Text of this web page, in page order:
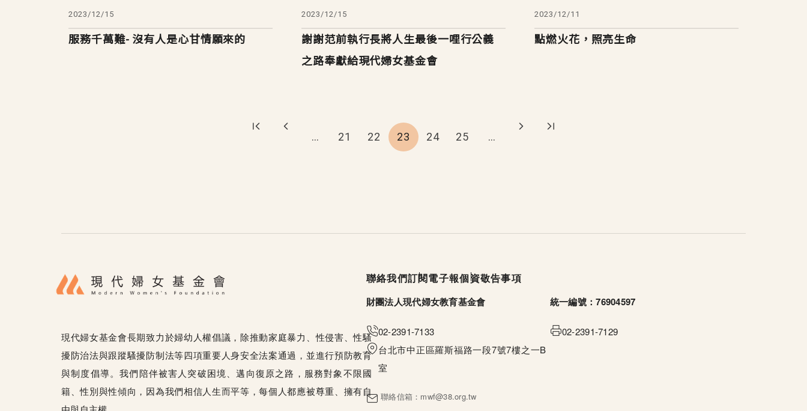
2023/12/15
服務千萬難- 沒有人是心甘情願來的
2023/12/15
謝謝范前執行長將人生最後一哩行公義
之路奉獻給現代婦女基金會
2023/12/11
點燃火花，照亮生命
… 21 22 23 24 25 …
現代婦女基金會長期致力於婦幼人權倡議，除推動家庭暴力、性侵害、性騷
擾防治法與跟蹤騷擾防制法等四項重要人身安全法案通過，並進行預防教育
與制度倡導。我們陪伴被害人突破困境、邁向復原之路，服務對象不限國
籍、性別與性傾向，因為我們相信人生而平等，每個人都應被尊重、擁有自
聯絡我們訂閱電子報個資敬告事項
財團法人現代婦女教育基金會 統一編號：76904597
02-2391-7133
02-2391-7129
台北市中正區羅斯福路一段7號7樓之一B
室
聯絡信箱： mwf@38.org.tw